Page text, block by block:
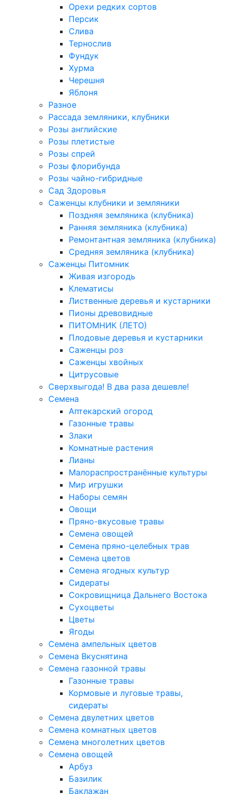
Орехи редких сортов
Персик
Слива
Тернослив
Фундук
Хурма
Черешня
Яблоня
Разное
Рассада земляники, клубники
Розы английские
Розы плетистые
Розы спрей
Розы флорибунда
Розы чайно-гибридные
Сад Здоровья
Саженцы клубники и земляники
Поздняя земляника (клубника)
Ранняя земляника (клубника)
Ремонтантная земляника (клубника)
Средняя земляника (клубника)
Саженцы Питомник
Живая изгородь
Клематисы
Лиственные деревья и кустарники
Пионы древовидные
ПИТОМНИК (ЛЕТО)
Плодовые деревья и кустарники
Саженцы роз
Саженцы хвойных
Цитрусовые
Сверхвыгода! В два раза дешевле!
Семена
Аптекарский огород
Газонные травы
Злаки
Комнатные растения
Лианы
Малораспространённые культуры
Мир игрушки
Наборы семян
Овощи
Пряно-вкусовые травы
Семена овощей
Семена пряно-целебных трав
Семена цветов
Семена ягодных культур
Сидераты
Сокровищница Дальнего Востока
Сухоцветы
Цветы
Ягоды
Семена ампельных цветов
Семена Вкуснятина
Семена газонной травы
Газонные травы
Кормовые и луговые травы,
сидераты
Семена двулетних цветов
Семена комнатных цветов
Семена многолетних цветов
Семена овощей
Арбуз
Базилик
Баклажан